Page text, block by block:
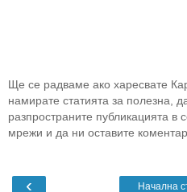
Ще се радваме ако харесвате
намирате статията за полезна,
разпространите публикацията в
мрежи и да ни оставите коментар.
‹ Начална